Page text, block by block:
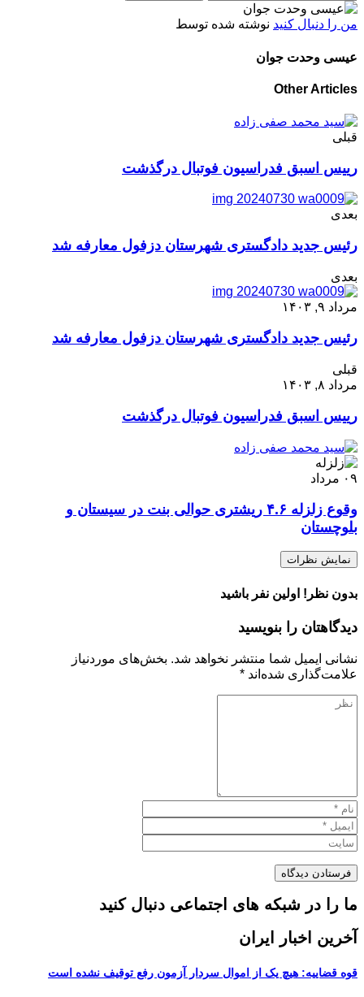
من را دنبال کنید نوشته شده توسط
عیسی وحدت جوان
Other Articles
قبلی
رییس اسبق فدراسیون فوتبال درگذشت
بعدی
رئیس جدید دادگستری شهرستان دزفول معارفه شد
بعدی
مرداد ۹, ۱۴۰۳
رئیس جدید دادگستری شهرستان دزفول معارفه شد
قبلی
مرداد ۸, ۱۴۰۳
رییس اسبق فدراسیون فوتبال درگذشت
۰۹ مرداد
وقوع زلزله ۴.۶ ریشتری حوالی بنت در سیستان‌ و
بلوچستان
نمایش نظرات
بدون نظر! اولین نفر باشید
دیدگاهتان را بنویسید
نشانی ایمیل شما منتشر نخواهد شد. بخش‌های موردنیاز
علامت‌گذاری شده‌اند *
ما را در شبکه های اجتماعی دنبال کنید
آخرین اخبار ایران
قوه قضاییه: هیچ یک از اموال سردار آزمون رفع توقیف نشده است